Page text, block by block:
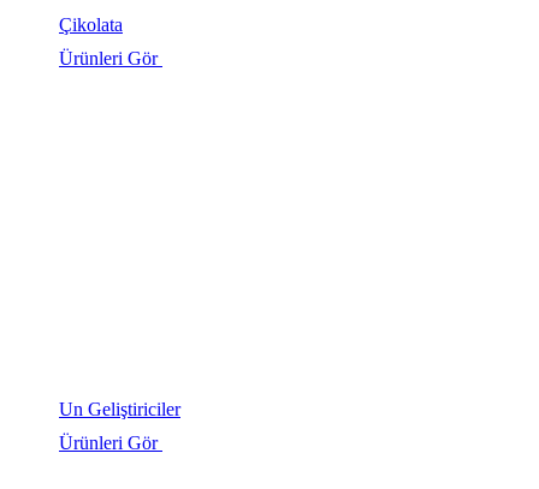
Çikolata
Ürünleri Gör
Un Geliştiriciler
Ürünleri Gör